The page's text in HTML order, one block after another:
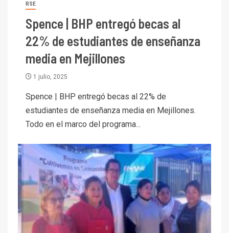
RSE
Spence | BHP entregó becas al
22% de estudiantes de enseñanza
media en Mejillones
1 julio, 2025
Spence | BHP entregó becas al 22% de
estudiantes de enseñanza media en Mejillones.
Todo en el marco del programa...